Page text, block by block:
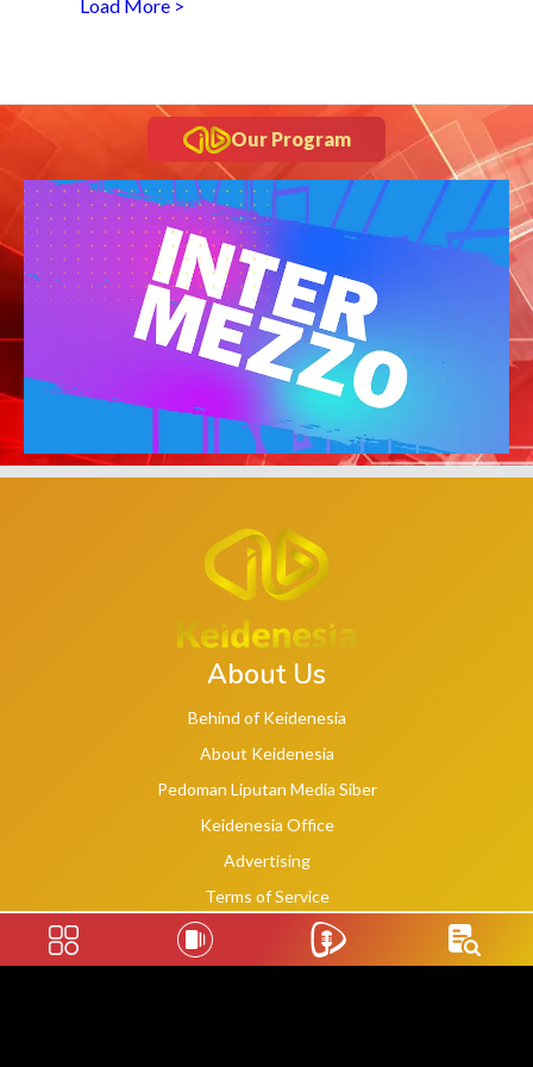
Load More >
Our Program
About Us
Behind of Keidenesia
About Keidenesia
Pedoman Liputan Media Siber
Keidenesia Office
Advertising
Terms of Service
Privacy Policy
Social Links